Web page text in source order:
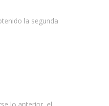
la segunda
lo anterior, el